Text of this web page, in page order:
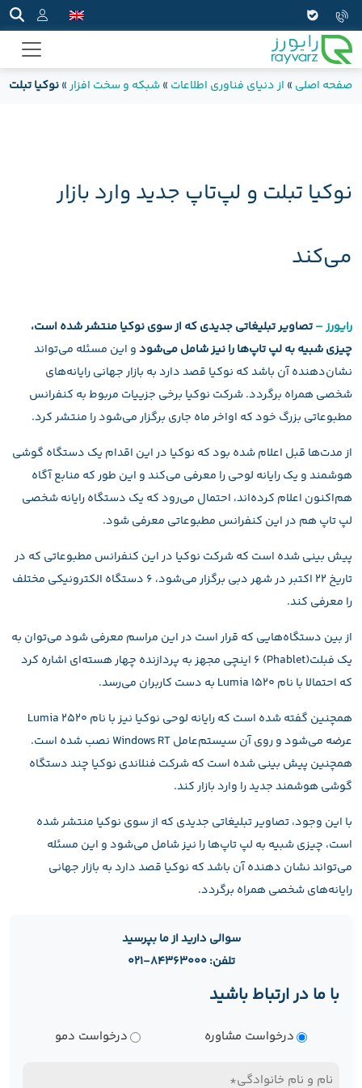
صفحه اصلی » از دنیای فناوری اطلاعات »شبکه و سخت افزار»نوکیا تبلت
نوکیا تبلت و لپ‌تاپ جدید وارد بازار
می‌کند
رایورز –تصاویر تبلیغاتی جدیدی که از سوی نوکیا منتشر شده است،
چیزی شبیه به لپ‌ تاپ‌ها را نیز شامل می‌شودو این مسئله می‌تواند
نشان‌دهنده آن باشد که نوکیا قصد دارد به بازار جهانی رایانه‌های
شخصی همراه برگردد. شرکت نوکیا برخی جزییات مربوط به کنفرانس
مطبوعاتی بزرگ خود که اواخر ماه جاری برگزار می‌شود را منتشر کرد.
از مدت‌ها قبل اعلام شده بود که نوکیا در این اقدام یک دستگاه گوشی
هوشمند و یک رایانه لوحی را معرفی می‌کند و این طور که منابع آگاه
هم‌اکنون اعلام کرده‌اند، احتمال می‌رود که یک دستگاه رایانه شخصی
لپ‌ تاپ هم در این کنفرانس مطبوعاتی معرفی شود.
پیش‌ بینی شده است که شرکت نوکیا در این کنفرانس مطبوعاتی که در
تاریخ ۲۲ اکتبر در شهر دبی برگزار می‌شود، ۶ دستگاه الکترونیکی مختلف
را معرفی کند.
از بین دستگاه‌هایی که قرار است در این مراسم معرفی شود می‌توان به
یک فبلت(Phablet) 6 اینچی مجهز به پردازنده چهار هسته‌ای اشاره کرد
که احتمالا با نام Lumia 1520 به دست کاربران می‌رسد.
همچنین گفته شده است که رایانه لوحی نوکیا نیز با نام Lumia 2520
عرضه می‌شود و روی آن سیستم‌عامل Windows RT نصب شده است.
همچنین پیش‌ بینی شده است که شرکت فنلاندی نوکیا چند دستگاه
گوشی هوشمند جدید را وارد بازار کند.
با این وجود، تصاویر تبلیغاتی جدیدی که از سوی نوکیا منتشر شده
است، چیزی شبیه به لپ‌ تاپ‌ها را نیز شامل می‌شود و این مسئله
می‌تواند نشان دهنده آن باشد که نوکیا قصد دارد به بازار جهانی
رایانه‌های شخصی همراه برگردد.
سوالی دارید از ما بپرسید
تلفن: ۸۴۳۶۳۰۰۰-۰۲۱
با ما در ارتباط باشید
درخواست مشاوره درخواست دمو
نام